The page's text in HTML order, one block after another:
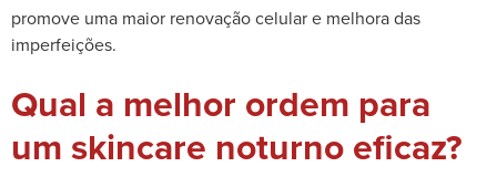
promove uma maior renovação celular e melhora das
imperfeições.
Qual a melhor ordem para
um skincare noturno eficaz?